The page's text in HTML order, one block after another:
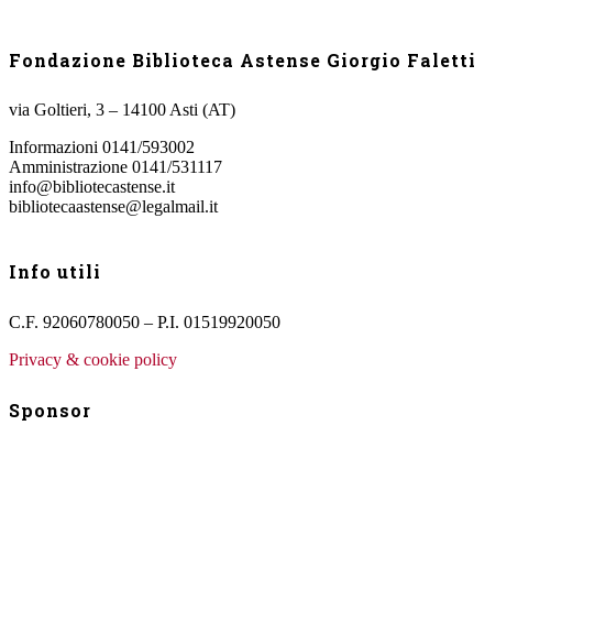
Fondazione Biblioteca Astense Giorgio Faletti
via Goltieri, 3 – 14100 Asti (AT)
Informazioni 0141/593002
Amministrazione 0141/531117
info@bibliotecastense.it
bibliotecaastense@legalmail.it
Info utili
C.F. 92060780050 – P.I. 01519920050
Privacy & cookie policy
Sponsor